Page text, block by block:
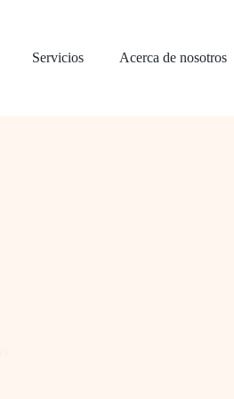
Servicios Acerca de nosotros